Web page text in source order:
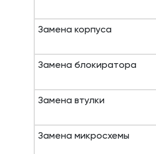
Замена корпуса
Замена блокиратора
Замена втулки
Замена микросхемы